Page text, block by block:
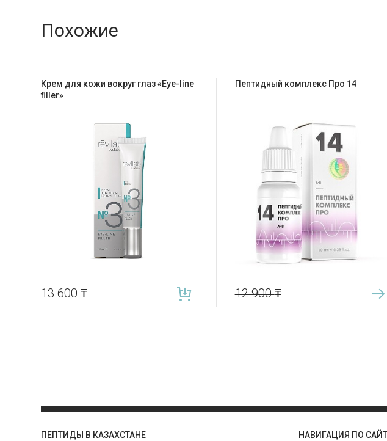
Похожие
Крем для кожи вокруг глаз «Eye-line
filler»
13 600₸
Пептидный комплекс Про 14
12 900₸
ПЕПТИДЫ В КАЗАХСТАНЕ НАВИГАЦИЯ ПО